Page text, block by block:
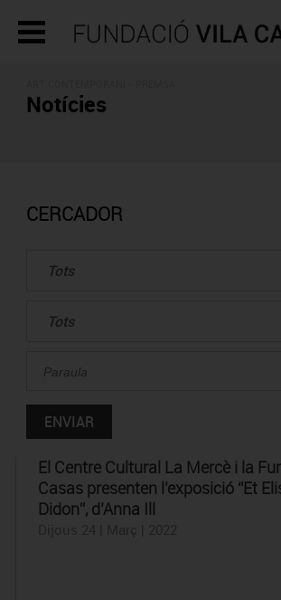
Notícies
CERCADOR
El Centre Cultural La Mercè i la
Casas presenten l’exposició “Et
Didon”, d’Anna Ill